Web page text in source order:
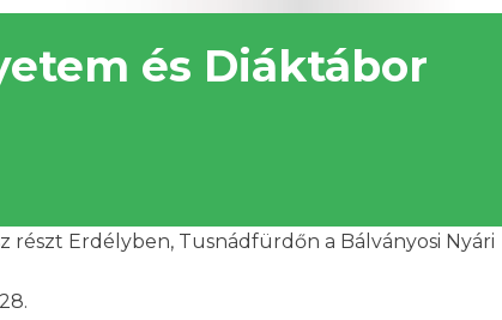
és Diáktábor
részt Erdélyben, Tusnádfürdőn a Bálványosi Nyári